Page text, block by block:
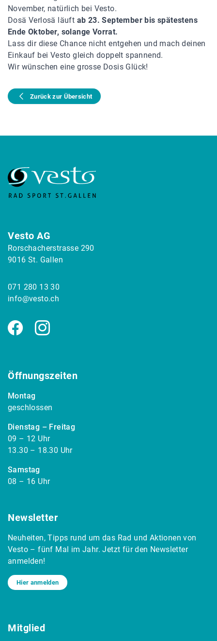
November, natürlich bei Vesto.
Dosä Verlosä läuft ab 23. September bis spätestens
Ende Oktober, solange Vorrat.
Lass dir diese Chance nicht entgehen und mach deinen
Einkauf bei Vesto gleich doppelt spannend.
Wir wünschen eine grosse Dosis Glück!
Zurück zur Übersicht
Vesto AG
Rorschacherstrasse 290
9016 St. Gallen
071 280 13 30
info@vesto.ch
FacebookInstagram
Öffnungszeiten
Montag
geschlossen
Dienstag – Freitag
09 – 12 Uhr
13.30 – 18.30 Uhr
Samstag
08 – 16 Uhr
Newsletter
Neuheiten, Tipps rund um das Rad und Aktionen von
Vesto – fünf Mal im Jahr. Jetzt für den Newsletter
anmelden!
Hier anmelden
Mitglied